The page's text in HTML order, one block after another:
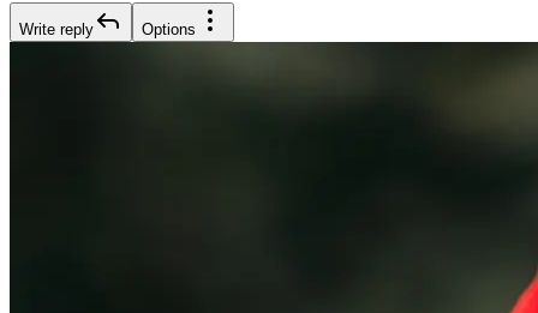
Write reply Options